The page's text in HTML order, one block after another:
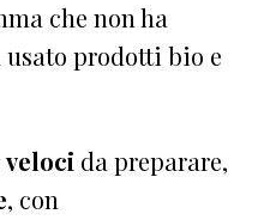
che non ha
prodotti bio e
da preparare,
, con